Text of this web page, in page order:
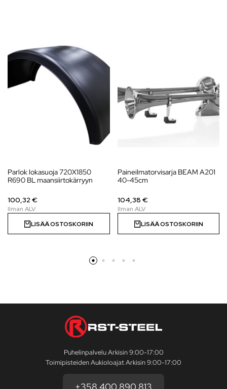
Parlok lokasuoja 720X1850
R690 BL maansiirtokärryyn
100,32 €
LISÄÄ OSTOSKORIIN
Paineilmatorvisarja BEAM A201
40-45cm
104,38 €
LISÄÄ OSTOSKORIIN
Puhelinpalvelu Arkisin 9:00-17:00
Toimipisteiden Aukioloajat Arkisin 9:00-17:00
+358 400 890 813